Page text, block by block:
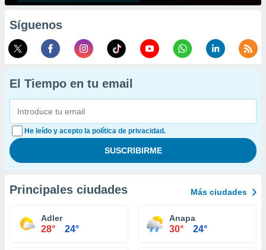
Síguenos
El Tiempo en tu email
He leído y acepto la política de privacidad.
Principales ciudades Más ciudades
Adler
28° 24°
Anapa
30° 24°